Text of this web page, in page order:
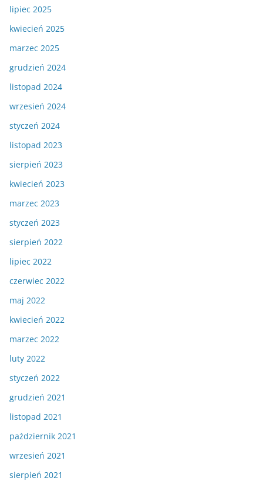
lipiec 2025
kwiecień 2025
marzec 2025
grudzień 2024
listopad 2024
wrzesień 2024
styczeń 2024
listopad 2023
sierpień 2023
kwiecień 2023
marzec 2023
styczeń 2023
sierpień 2022
lipiec 2022
czerwiec 2022
maj 2022
kwiecień 2022
marzec 2022
luty 2022
styczeń 2022
grudzień 2021
listopad 2021
październik 2021
wrzesień 2021
sierpień 2021